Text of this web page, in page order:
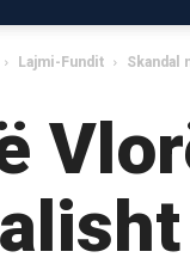
Lajmi-Fundit Skandal